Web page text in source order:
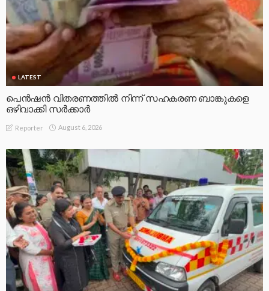
LATEST
പെൻഷൻ വിതരണത്തിൽ നിന്ന് സഹകരണ ബാങ്കുകളെ
ഒഴിവാക്കി സർക്കാർ
Reporter August 6, 2026